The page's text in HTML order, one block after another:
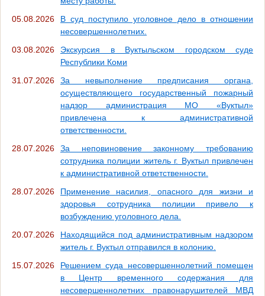
05.08.2026
В суд поступило уголовное дело в отношении
несовершеннолетних.
03.08.2026
Экскурсия в Вуктыльском городском суде
Республики Коми
31.07.2026
За невыполнение предписания органа,
осуществляющего государственный пожарный
надзор администрация МО «Вуктыл»
привлечена к административной
ответственности.
28.07.2026
За неповиновение законному требованию
сотрудника полиции житель г. Вуктыл привлечен
к административной ответственности.
28.07.2026
Применение насилия, опасного для жизни и
здоровья сотрудника полиции привело к
возбуждению уголовного дела.
20.07.2026
Находящийся под административным надзором
житель г. Вуктыл отправился в колонию.
15.07.2026
Решением суда несовершеннолетний помещен
в Центр временного содержания для
несовершеннолетних правонарушителей МВД